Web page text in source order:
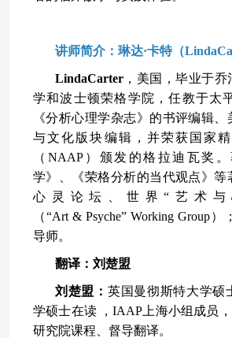
讲师简介：琳达·卡特（
LindaCarter ，美国，毕业于
学和波士顿荣格学院，任教于太
《分析心理学杂志》的书评编辑
与文化版块编辑，并荣获国家
（NAAP）颁发的格拉迪瓦奖
学》、《荣格分析的当代观点》等
心灵论坛、世界“艺术与
（“Art & Psyche” Working Group
导师。
翻译：刘楚盟
刘楚盟 ： 英国曼彻斯特大学硕
学硕士在读 ，IAAP上海小组成员
研究院课程、督导翻译。